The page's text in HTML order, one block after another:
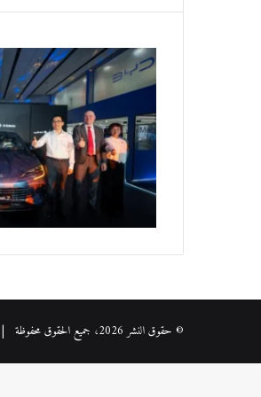
© حقوق النشر 2026، جميع الحقوق محفوظة |